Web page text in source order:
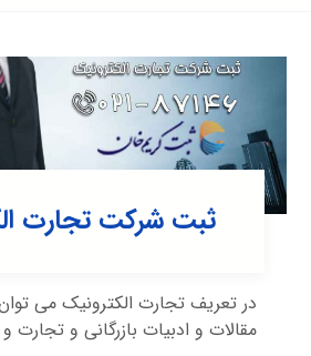
ثبت شرکت تجارت
در تعریف تجارت الکترونیک می
مقالات و ادبیات بازرگانی و